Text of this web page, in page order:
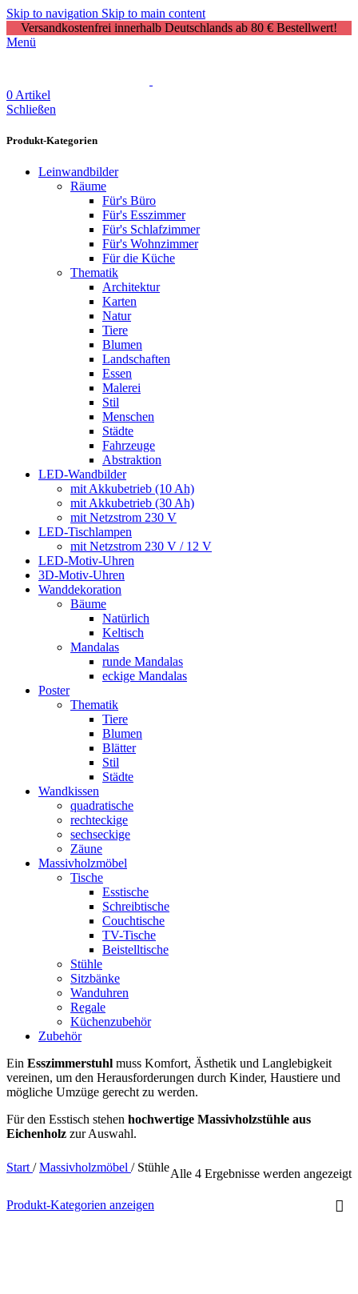
Skip to navigation Skip to main content
Versandkostenfrei innerhalb Deutschlands ab 80 € Bestellwert!
Menü
0 Artikel
Schließen
Produkt-Kategorien
Leinwandbilder
Räume
Für's Büro
Für's Esszimmer
Für's Schlafzimmer
Für's Wohnzimmer
Für die Küche
Thematik
Architektur
Karten
Natur
Tiere
Blumen
Landschaften
Essen
Malerei
Stil
Menschen
Städte
Fahrzeuge
Abstraktion
LED-Wandbilder
mit Akkubetrieb (10 Ah)
mit Akkubetrieb (30 Ah)
mit Netzstrom 230 V
LED-Tischlampen
mit Netzstrom 230 V / 12 V
LED-Motiv-Uhren
3D-Motiv-Uhren
Wanddekoration
Bäume
Natürlich
Keltisch
Mandalas
runde Mandalas
eckige Mandalas
Poster
Thematik
Tiere
Blumen
Blätter
Stil
Städte
Wandkissen
quadratische
rechteckige
sechseckige
Zäune
Massivholzmöbel
Tische
Esstische
Schreibtische
Couchtische
TV-Tische
Beistelltische
Stühle
Sitzbänke
Wanduhren
Regale
Küchenzubehör
Zubehör
Ein Esszimmerstuhl muss Komfort, Ästhetik und Langlebigkeit
vereinen, um den Herausforderungen durch Kinder, Haustiere und
mögliche Umzüge gerecht zu werden.
Für den Esstisch stehen hochwertige Massivholzstühle aus
Eichenholz zur Auswahl.
Start / Massivholzmöbel / StühleAlle 4 Ergebnisse werden angezeigt
Produkt-Kategorien anzeigen